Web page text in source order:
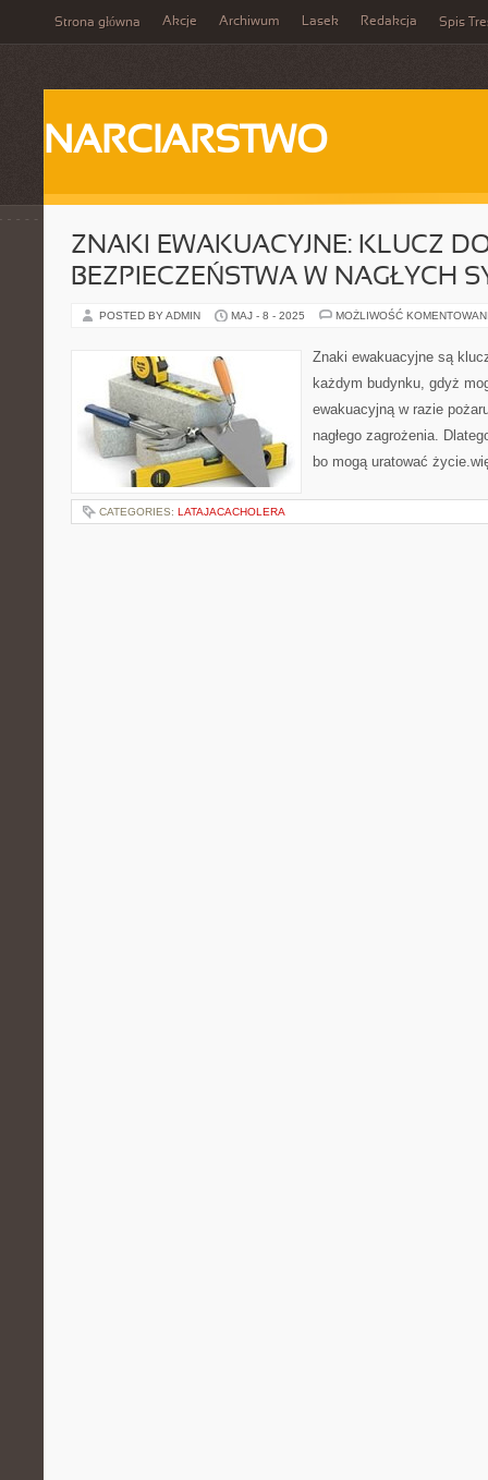
Strona główna Akcje Archiwum Lasek Redakcja Spis
NARCIARSTWO
ZNAKI EWAKUACYJNE: KLUCZ
BEZPIECZEŃSTWA W NAGŁYCH
POSTED BY ADMIN MAJ - 8 - 2025 MOŻLIWOŚĆ
Znaki ewakuacyjne są
każdym budynku, gdyż
ewakuacyjną w razie
nagłego zagrożenia.
bo mogą uratować
CATEGORIES: LATAJACACHOLERA